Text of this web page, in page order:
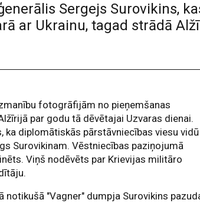
Sergejs Surovikins,
ar Ukrainu, tagad strādā
fotogrāfijām no pieņemšanas
par godu tā dēvētajai Uzvaras dienai.
ka diplomātiskās pārstāvniecības viesu vidū
Surovikinam. Vēstniecības paziņojumā
Viņš nodēvēts par Krievijas militāro
notikušā "Vagner" dumpja Surovikins